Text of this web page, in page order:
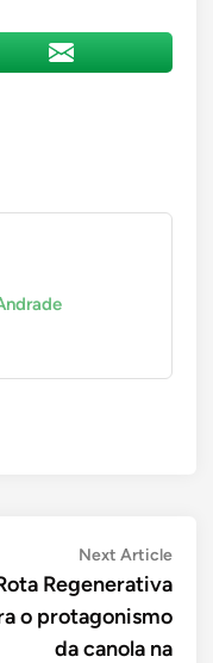
Next ArticleNext
Regenerativa
o protagonismo
da canola na